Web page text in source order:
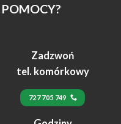
Zadzwoń
tel. komórkowy
727 705 749